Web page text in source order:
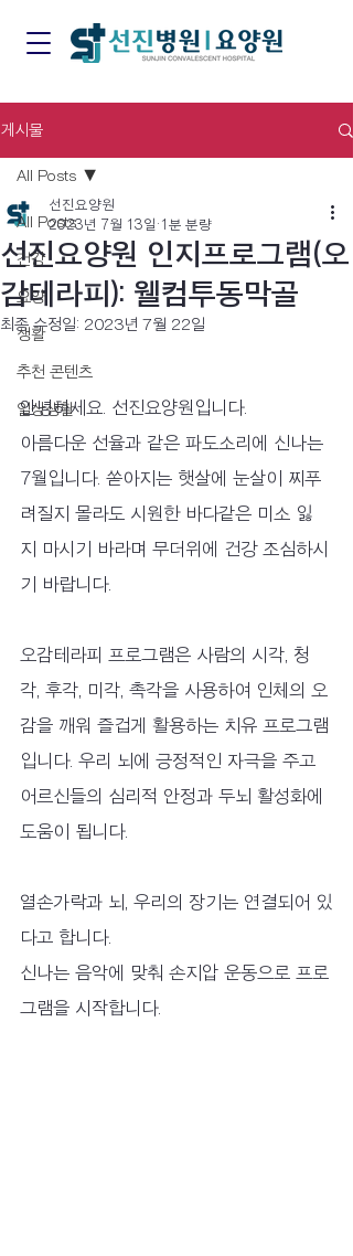
게시물
All Posts
건강
요양
생활
추천 콘텐츠
일상생활
All Posts
선진요양원 인지프로그램(오
감테라피): 웰컴투동막골
선진요양원
2023년 7월 13일 1분 분량
최종 수정일: 2023년 7월 22일
안녕하세요. 선진요양원입니다.
아름다운 선율과 같은 파도소리에 신나는
7월입니다. 쏟아지는 햇살에 눈살이 찌푸
려질지 몰라도 시원한 바다같은 미소 잃
지 마시기 바라며 무더위에 건강 조심하시
기 바랍니다.
오감테라피 프로그램은 사람의 시각, 청
각, 후각, 미각, 촉각을 사용하여 인체의 오
감을 깨워 즐겁게 활용하는 치유 프로그램
입니다. 우리 뇌에 긍정적인 자극을 주고
어르신들의 심리적 안정과 두뇌 활성화에
도움이 됩니다.
열손가락과 뇌, 우리의 장기는 연결되어 있
다고 합니다.
신나는 음악에 맞춰 손지압 운동으로 프로
그램을 시작합니다.